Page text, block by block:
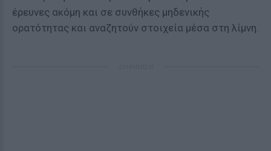
έρευνες ακόμη και σε συνθήκες μηδενικής
ορατότητας και αναζητούν στοιχεία μέσα στη λίμνη.